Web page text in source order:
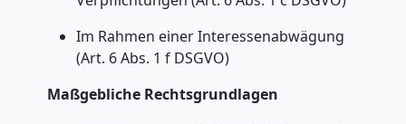
Im Rahmen einer Interessenabwägung
(Art. 6 Abs. 1 f DSGVO)
Maßgebliche Rechtsgrundlagen
Umzug